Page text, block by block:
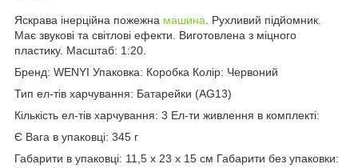
Яскрава інерційна пожежна машина . Рухливий підйомник.
Має звукові та світлові ефекти. Виготовлена з міцного
пластику. Масштаб: 1:20.
Бренд: WENYI Упаковка: Коробка Колір: Червоний
Тип ел-тів харчування: Батарейки (AG13)
Кількість ел-тів харчування: 3 Ел-ти живлення в комплекті:
Є Вага в упаковці: 345 г
Габарити в упаковці: 11,5 x 23 x 15 см Габарити без упаковки: